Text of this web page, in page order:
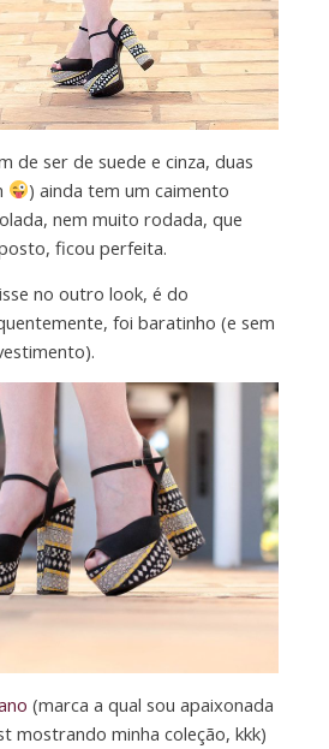
de ser de suede e cinza, duas
) ainda tem um caimento
nem muito rodada, que
ficou perfeita.
no outro look, é do
foi baratinho (e sem
(marca a qual sou apaixonada
mostrando minha coleção, kkk)